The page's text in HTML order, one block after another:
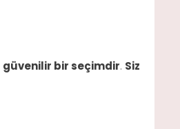
güvenilir bir seçimdir. Siz